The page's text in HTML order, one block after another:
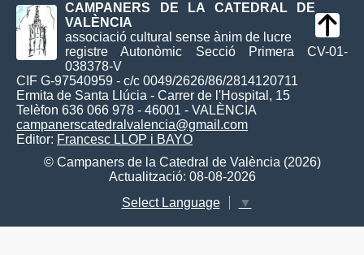
CAMPANERS DE LA CATEDRAL DE
VALÈNCIA
associació cultural sense ànim de lucre
registre Autonòmic Secció Primera CV-01-
038378-V
CIF G-97540959 - c/c 0049/2626/86/2814120711
Ermita de Santa Llúcia - Carrer de l'Hospital, 15
Telèfon 636 066 978 - 46001 - VALÈNCIA
campanerscatedralvalencia@gmail.com
Editor: Francesc LLOP i BAYO
© Campaners de la Catedral de València (2026)
Actualització: 08-08-2026
Select Language
▼